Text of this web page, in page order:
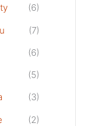
(6)
(7)
(6)
(5)
(3)
(2)